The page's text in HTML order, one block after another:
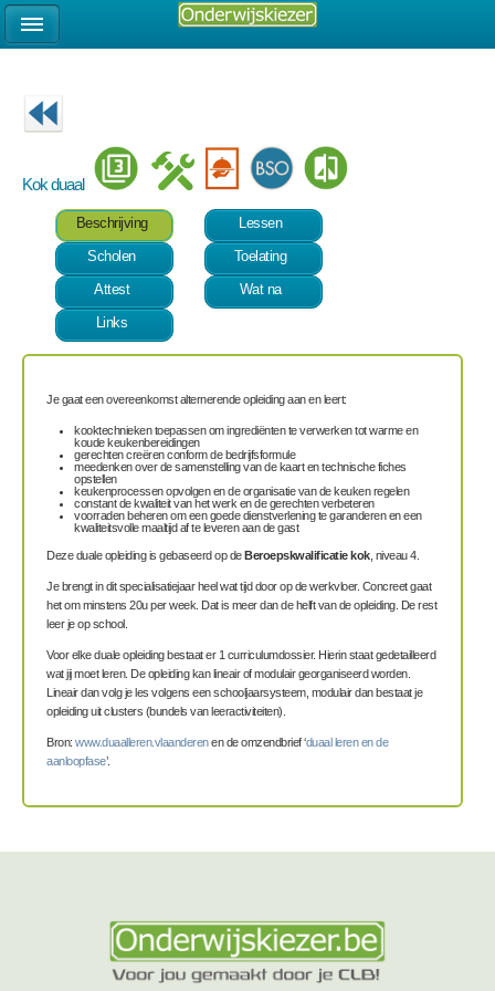
Kok duaal
Beschrijving
Lessen
Scholen
Toelating
Attest
Wat na
Links
Je gaat een overeenkomst alternerende opleiding aan en leert:
kooktechnieken toepassen om ingrediënten te verwerken tot warme en
koude keukenbereidingen
gerechten creëren conform de bedrijfsformule
meedenken over de samenstelling van de kaart en technische fiches
opstellen
keukenprocessen opvolgen en de organisatie van de keuken regelen
constant de kwaliteit van het werk en de gerechten verbeteren
voorraden beheren om een goede dienstverlening te garanderen en een
kwaliteitsvolle maaltijd af te leveren aan de gast
Deze duale opleiding is gebaseerd op deBeroepskwalificatie kok, niveau 4.
Je brengt in dit specialisatiejaar heel wat tijd door op de werkvloer. Concreet gaat
het om minstens 20u per week. Dat is meer dan de helft van de opleiding. De rest
leer je op school.
Voor elke duale opleiding bestaat er 1 curriculumdossier. Hierin staat gedetailleerd
wat jij moet leren. De opleiding kan lineair of modulair georganiseerd worden.
Lineair dan volg je les volgens een schooljaarsysteem, modulair dan bestaat je
opleiding uit clusters (bundels van leeractiviteiten).
Bron: www.duaalleren.vlaanderenen de omzendbrief ‘duaal leren en de
aanloopfase’.